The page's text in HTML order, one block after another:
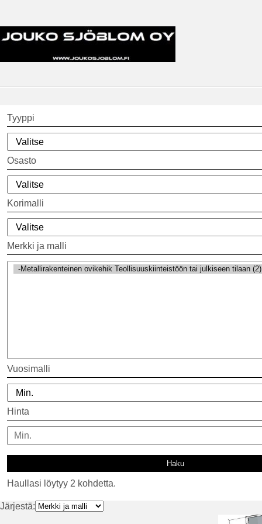
Tyyppi
Osasto
Korimalli
Merkki ja malli
Vuosimalli
Hinta
Haullasi löytyy 2 kohdetta.
Järjestä: